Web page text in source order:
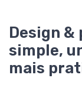
Design &
simple,
mais